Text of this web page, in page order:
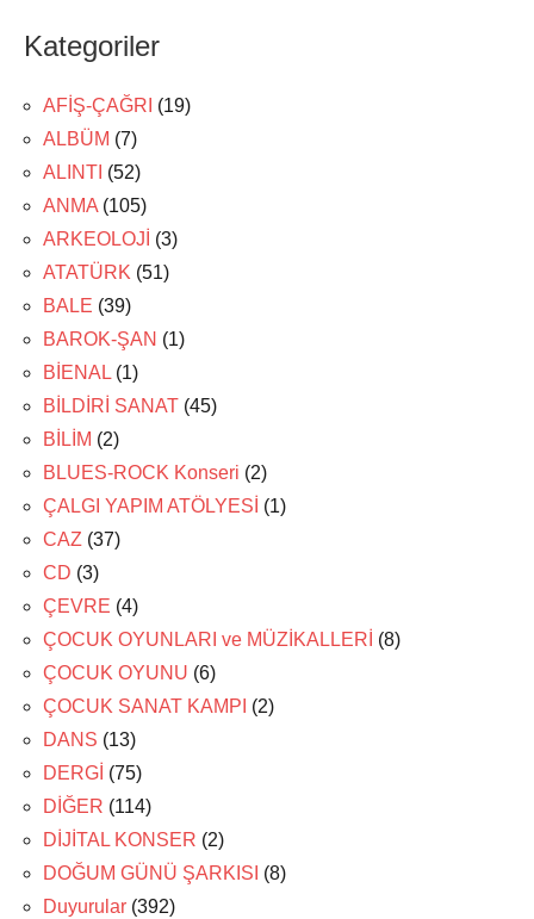
Kategoriler
AFİŞ-ÇAĞRI (19)
ALBÜM (7)
ALINTI (52)
ANMA (105)
ARKEOLOJİ (3)
ATATÜRK (51)
BALE (39)
BAROK-ŞAN (1)
BİENAL (1)
BİLDİRİ SANAT (45)
BİLİM (2)
BLUES-ROCK Konseri (2)
ÇALGI YAPIM ATÖLYESİ (1)
CAZ (37)
CD (3)
ÇEVRE (4)
ÇOCUK OYUNLARI ve MÜZİKALLERİ (8)
ÇOCUK OYUNU (6)
ÇOCUK SANAT KAMPI (2)
DANS (13)
DERGİ (75)
DİĞER (114)
DİJİTAL KONSER (2)
DOĞUM GÜNÜ ŞARKISI (8)
Duyurular (392)